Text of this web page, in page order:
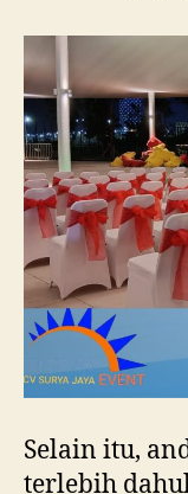
Selain itu,
terlebih